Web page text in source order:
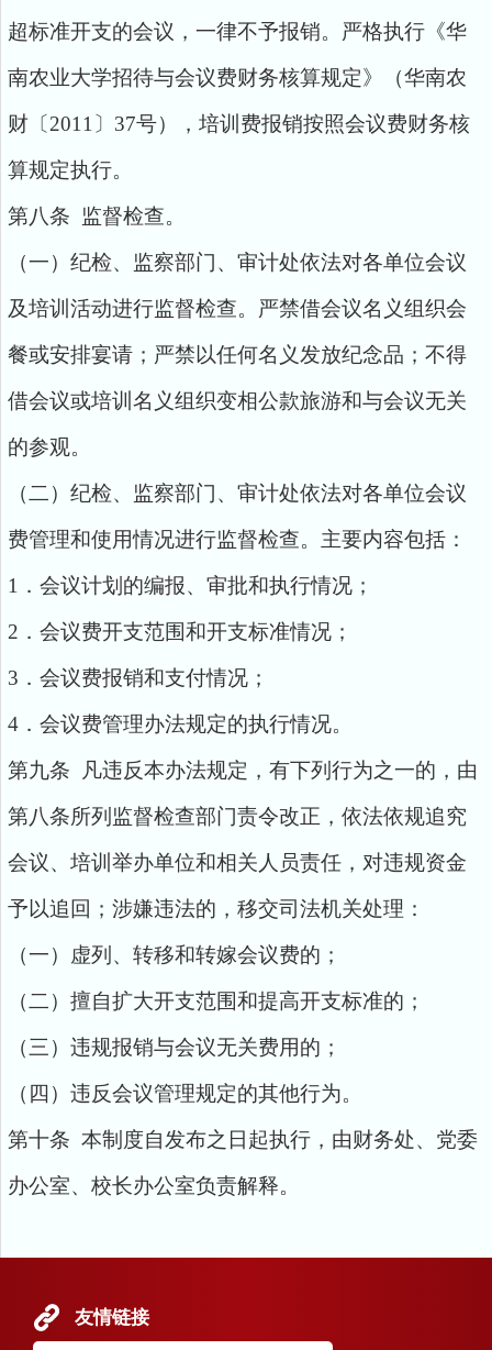
超标准开支的会议，一律不予报销。严格执行《华
南农业大学招待与会议费财务核算规定》（华南农
财〔2011〕37号），培训费报销按照会议费财务核
算规定执行。
第八条 监督检查。
（一）纪检、监察部门、审计处依法对各单位会议
及培训活动进行监督检查。严禁借会议名义组织会
餐或安排宴请；严禁以任何名义发放纪念品；不得
借会议或培训名义组织变相公款旅游和与会议无关
的参观。
（二）纪检、监察部门、审计处依法对各单位会议
费管理和使用情况进行监督检查。主要内容包括：
1．会议计划的编报、审批和执行情况；
2．会议费开支范围和开支标准情况；
3．会议费报销和支付情况；
4．会议费管理办法规定的执行情况。
第九条 凡违反本办法规定，有下列行为之一的，由
第八条所列监督检查部门责令改正，依法依规追究
会议、培训举办单位和相关人员责任，对违规资金
予以追回；涉嫌违法的，移交司法机关处理：
（一）虚列、转移和转嫁会议费的；
（二）擅自扩大开支范围和提高开支标准的；
（三）违规报销与会议无关费用的；
（四）违反会议管理规定的其他行为。
第十条 本制度自发布之日起执行，由财务处、党委
办公室、校长办公室负责解释。
友情链接